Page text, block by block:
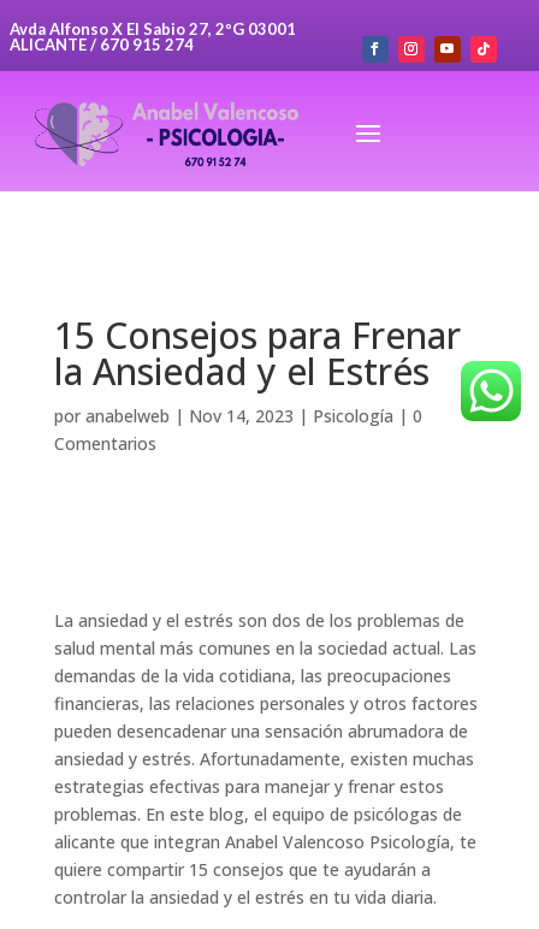
Avda Alfonso X El Sabio 27, 2ºG 03001
ALICANTE / 670 915 274
15 Consejos para Frenar
la Ansiedad y el Estrés
por anabelweb | Nov 14, 2023 | Psicología | 0
Comentarios
La ansiedad y el estrés son dos de los problemas de
salud mental más comunes en la sociedad actual. Las
demandas de la vida cotidiana, las preocupaciones
financieras, las relaciones personales y otros factores
pueden desencadenar una sensación abrumadora de
ansiedad y estrés. Afortunadamente, existen muchas
estrategias efectivas para manejar y frenar estos
problemas. En este blog, el equipo de psicólogas de
alicante que integran Anabel Valencoso Psicología, te
quiere compartir 15 consejos que te ayudarán a
controlar la ansiedad y el estrés en tu vida diaria.